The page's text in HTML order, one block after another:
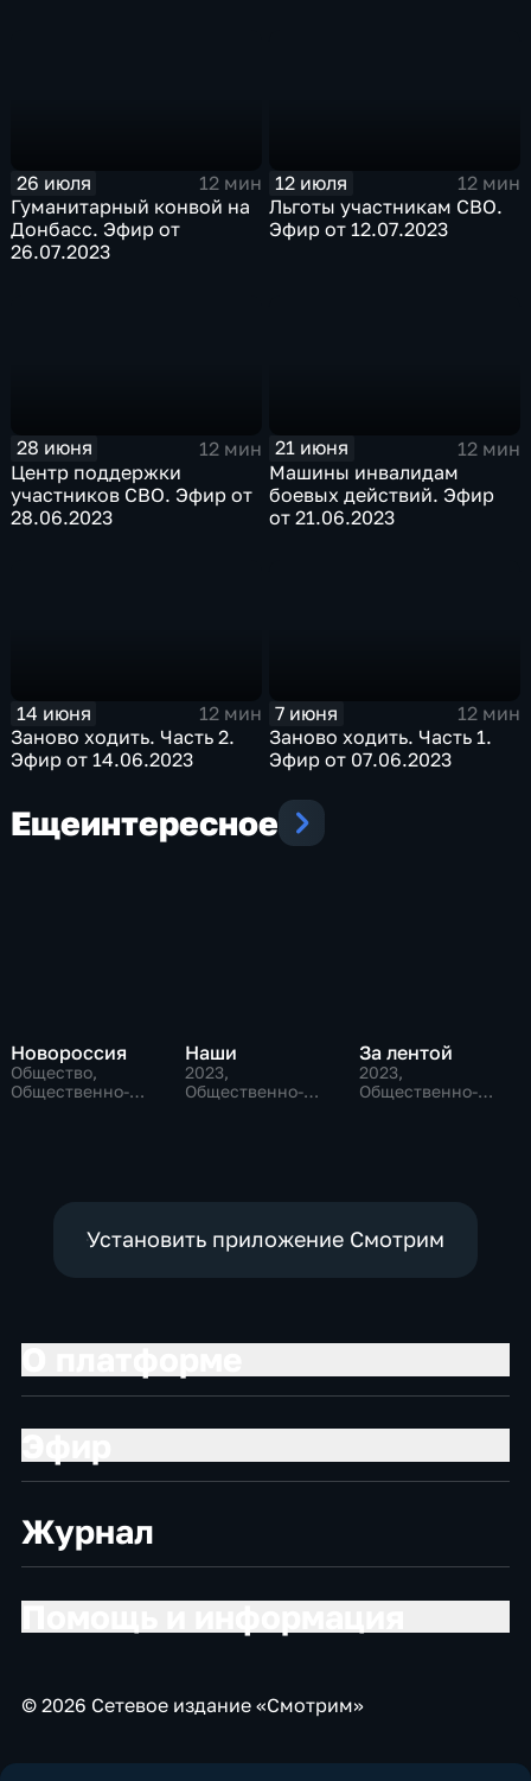
26 июля
12 мин
Гуманитарный конвой на
Донбасс. Эфир от
26.07.2023
12 июля
12 мин
Льготы участникам СВО.
Эфир от 12.07.2023
28 июня
12 мин
Центр поддержки
участников СВО. Эфир от
28.06.2023
21 июня
12 мин
Машины инвалидам
боевых действий. Эфир
от 21.06.2023
14 июня
12 мин
Заново ходить. Часть 2.
Эфир от 14.06.2023
7 июня
12 мин
Заново ходить. Часть 1.
Эфир от 07.06.2023
Ещеинтересное
Новороссия
Общество,
Общественно-
Наши
2023,
Общественно-
За лентой
2023,
Общественно-
Установить приложение Смотрим
Журнал
© 2026 Сетевое издание «Смотрим»